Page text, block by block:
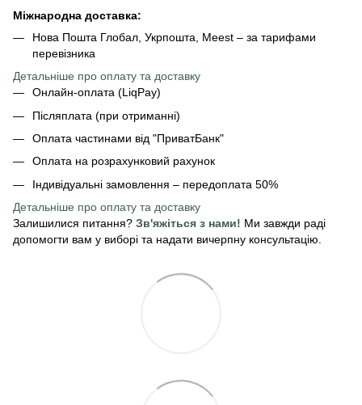
Міжнародна доставка:
Нова Пошта Глобал, Укрпошта, Meest – за тарифами
перевізника
Детальніше про оплату та доставку
Онлайн-оплата (LiqPay)
Післяплата (при отриманні)
Оплата частинами від "ПриватБанк"
Оплата на розрахунковий рахунок
Індивідуальні замовлення – передоплата 50%
Детальніше про оплату та доставку
Залишилися питання? Зв'яжіться з нами! Ми завжди раді
допомогти вам у виборі та надати вичерпну консультацію.